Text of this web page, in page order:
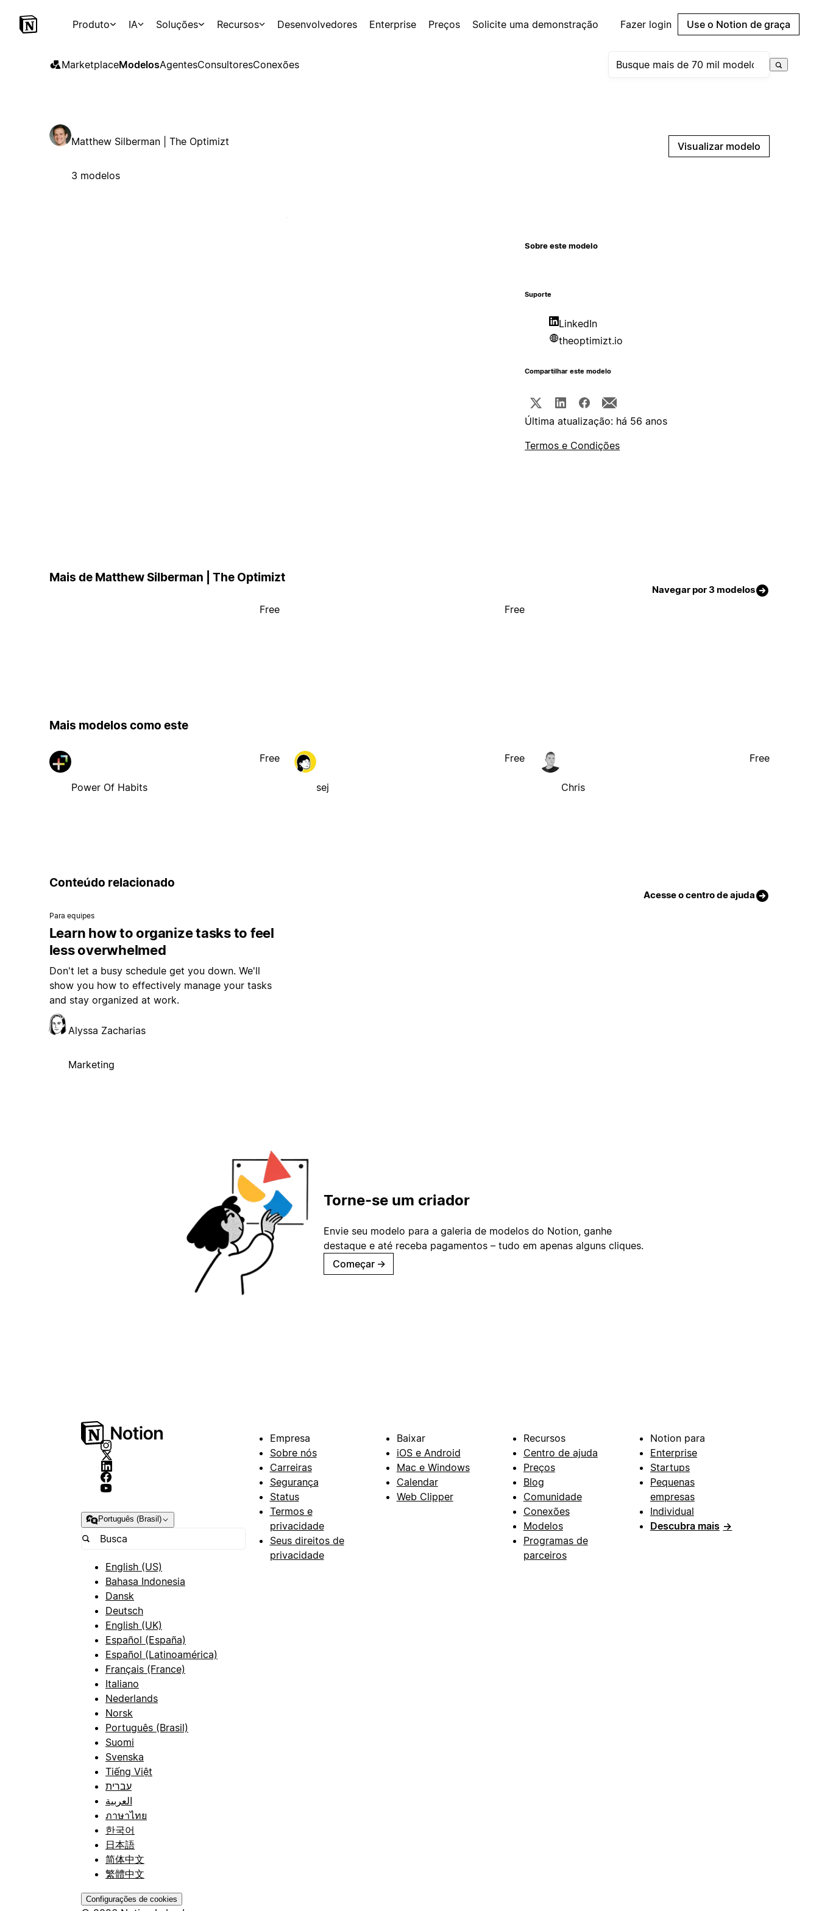
Produto IA Soluções Recursos Desenvolvedores Enterprise Preços Solicite uma demonstração Fazer login Use o Notion de graça
MarketplaceModelosAgentesConsultoresConexões
Matthew Silberman | The Optimizt
3 modelos
Visualizar modelo
Sobre este modelo
Suporte
LinkedIn
theoptimizt.io
Compartilhar este modelo
Última atualização: há 56 anos
Termos e Condições
Mais de Matthew Silberman | The Optimizt
Navegar por 3 modelos
Free Free
Mais modelos como este
Power Of Habits
Free
sej
Free
Chris
Free
Conteúdo relacionado
Acesse o centro de ajuda
Para equipes
Learn how to organize tasks to feel
less overwhelmed
Don't let a busy schedule get you down. We'll
show you how to effectively manage your tasks
and stay organized at work.
Alyssa Zacharias
Marketing
Torne-se um criador
Envie seu modelo para a galeria de modelos do Notion, ganhe
destaque e até receba pagamentos – tudo em apenas alguns cliques.
Começar →
Português (Brasil)
English (US)
Bahasa Indonesia
Dansk
Deutsch
English (UK)
Español (España)
Español (Latinoamérica)
Français (France)
Italiano
Nederlands
Norsk
Português (Brasil)
Suomi
Svenska
Tiếng Việt
עברית
العربية
ภาษาไทย
한국어
日本語
简体中文
繁體中文
Configurações de cookies
Empresa
Sobre nós
Carreiras
Segurança
Status
Termos e
privacidade
Seus direitos de
privacidade
Baixar
iOS e Android
Mac e Windows
Calendar
Web Clipper
Recursos
Centro de ajuda
Preços
Blog
Comunidade
Conexões
Modelos
Programas de
parceiros
Notion para
Enterprise
Startups
Pequenas
empresas
Individual
Descubra mais →